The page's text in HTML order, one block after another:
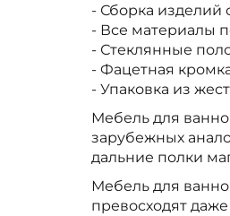
- Сборка изделий
- Все материалы
- Стеклянные
- Фацетная
- Упаковка из
Мебель для
зарубежных
дальние полки
Мебель для
превосходят